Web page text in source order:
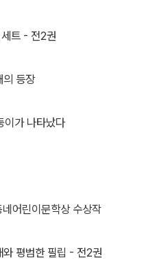
트 - 전2권
의 등장
이가 나타났다
어린이문학상 수상작
평범한 필립 - 전2권